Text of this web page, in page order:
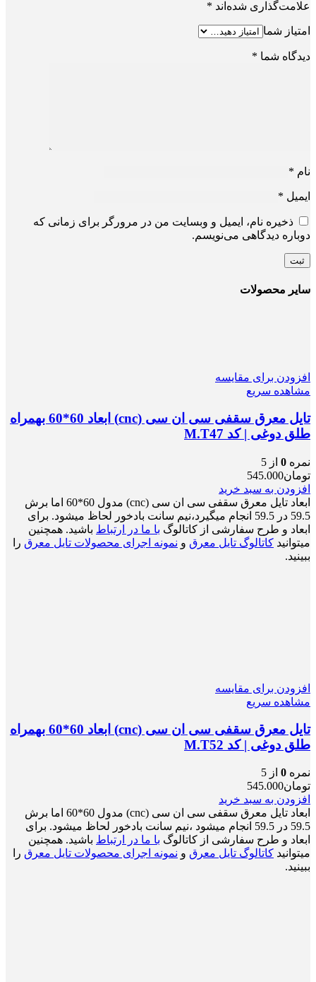
علامت‌گذاری شده‌اند *
امتیاز شما
دیدگاه شما *
نام *
ایمیل *
ذخیره نام، ایمیل و وبسایت من در مرورگر برای زمانی که
دوباره دیدگاهی می‌نویسم.
سایر محصولات
افزودن برای مقایسه
مشاهده سریع
تایل معرق سقفی سی ان سی (cnc) ابعاد 60*60 بهمراه
طلق دوغی | کد M.T47
نمره 0 از 5
تومان545.000
افزودن به سبد خرید
ابعاد تایل معرق سقفی سی ان سی (cnc) مدول 60*60 اما برش
59.5 در 59.5 انجام میگیرد،نیم سانت بادخور لحاظ میشود. برای
ابعاد و طرح سفارشی از کاتالوگ با ما در ارتباط باشید. همچنین
میتوانید کاتالوگ تایل معرق و نمونه اجرای محصولات تایل معرق را
ببینید.
افزودن برای مقایسه
مشاهده سریع
تایل معرق سقفی سی ان سی (cnc) ابعاد 60*60 بهمراه
طلق دوغی | کد M.T52
نمره 0 از 5
تومان545.000
افزودن به سبد خرید
ابعاد تایل معرق سقفی سی ان سی (cnc) مدول 60*60 اما برش
59.5 در 59.5 انجام میشود ،نیم سانت بادخور لحاظ میشود. برای
ابعاد و طرح سفارشی از کاتالوگ با ما در ارتباط باشید. همچنین
میتوانید کاتالوگ تایل معرق و نمونه اجرای محصولات تایل معرق را
ببینید.